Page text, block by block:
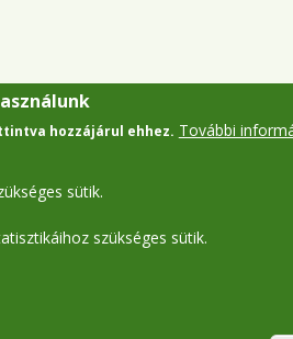
hozzájárul ehhez. További
sütik.
szükséges sütik.